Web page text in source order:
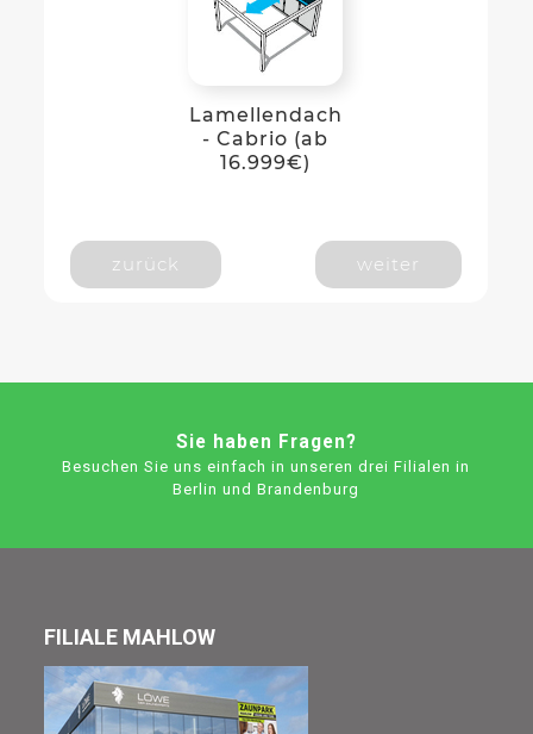
Lamellendach
- Cabrio (ab
16.999€)
zurück weiter
Sie haben Fragen?
Besuchen Sie uns einfach in unseren drei Filialen in
Berlin und Brandenburg
FILIALE MAHLOW